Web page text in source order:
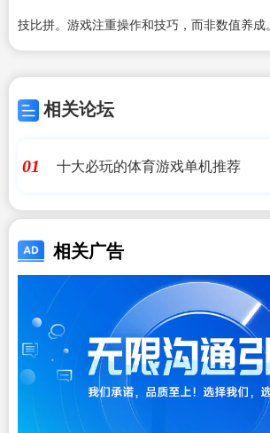
技比拼。游戏注重操作和技巧，而非数值养成。
相关论坛
01 十大必玩的体育游戏单机推荐
相关广告